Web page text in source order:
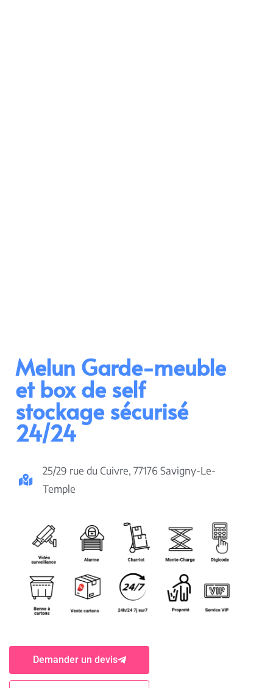
Melun Garde-meuble
et box de self
stockage sécurisé
24/24
25/29 rue du Cuivre, 77176 Savigny-Le-
Temple
Demander un devis